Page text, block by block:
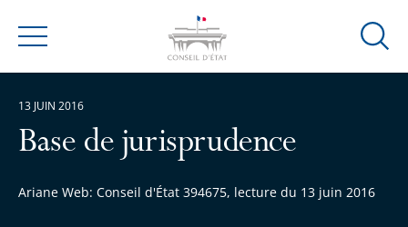
Menu
Ouvrir
Base de jurisprudence
Ariane Web: Conseil d'État 394675, lecture du 13 juin 2016
13 JUIN 2016